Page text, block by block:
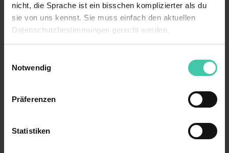
nicht, die Sprache ist ein bisschen komplizierter als du
sie von uns kennst. Sie muss einfach den aktuellen
Datenschutzbestimmungen gerecht werden.
Benutzung der Webseite getroffenen Einstellungen zu
Webseite zu analysieren („Statistiken“), um
Informationen zu deiner Verwendung unserer Website an
Notwendig
Präferenzen
Statistiken
auf eine zukünftige Führungsposition vor.
Profitiere von einer Kombination aus praxisnaher
Erfahrung, persönlicher Weiterentwicklung und
exzellenter Perspektive für deine Karriere bei Elis.
Kontaktperson